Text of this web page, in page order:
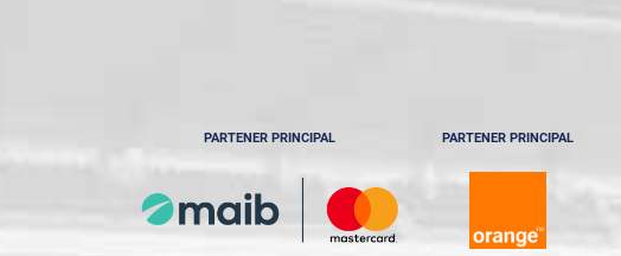
PARTENER PRINCIPAL PARTENER PRINCIPAL